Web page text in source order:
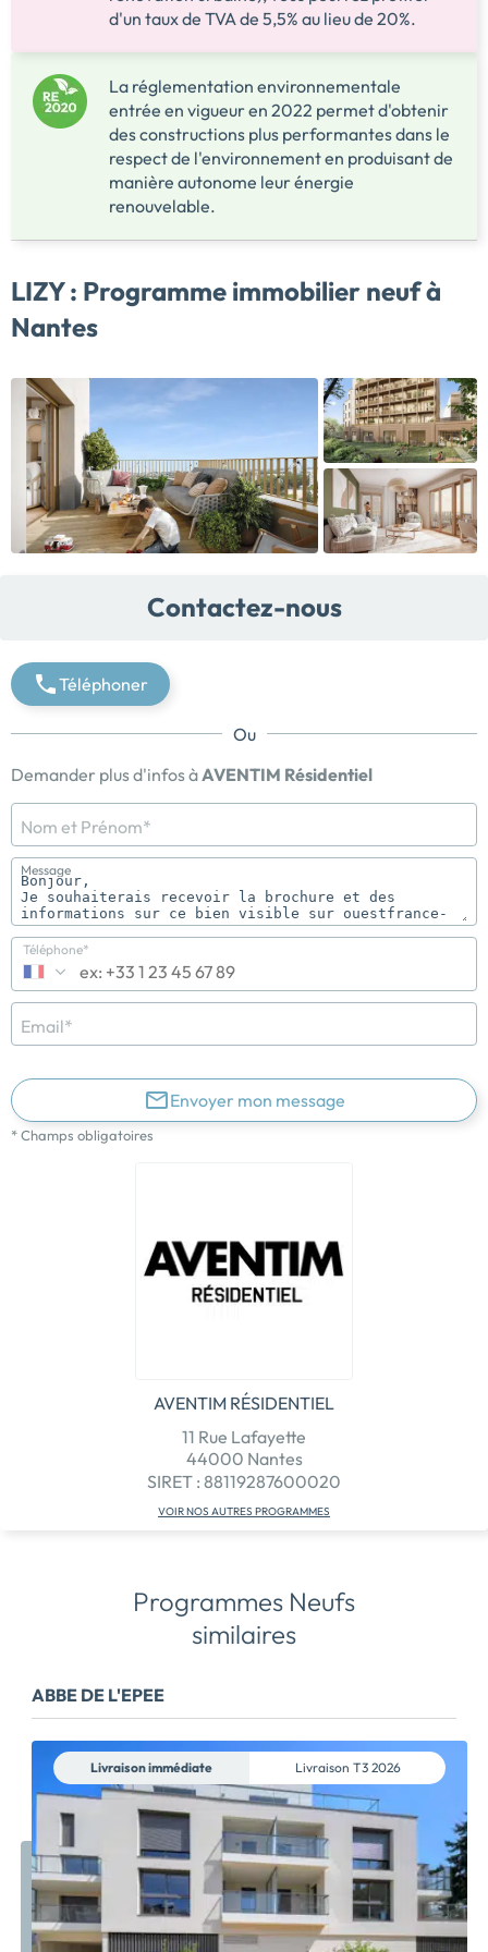
d'un taux de TVA de 5,5% au lieu de 20%.
La réglementation environnementale
entrée en vigueur en 2022 permet d'obtenir
des constructions plus performantes dans le
respect de l'environnement en produisant de
manière autonome leur énergie
renouvelable.
LIZY : Programme immobilier neuf à
Nantes
Contactez-nous
AVENTIM RÉSIDENTIEL
11 Rue Lafayette
44000 Nantes
SIRET : 88119287600020
VOIR NOS AUTRES PROGRAMMES
Téléphoner
Ou
Demander plus d'infos à AVENTIM Résidentiel
Nom et Prénom*
Message
Téléphone*
Email*
Envoyer mon message
* Champs obligatoires
Programmes Neufs
similaires
ABBE DE L'EPEE
Livraison immédiate Livraison T3 2026